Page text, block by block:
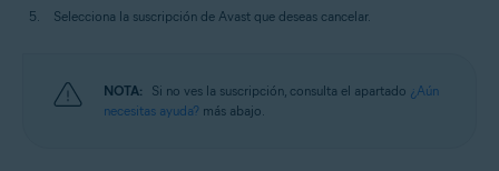
Selecciona la suscripción de Avast que deseas cancelar.
NOTA: Si no ves la suscripción, consulta el apartado ¿Aún
necesitas ayuda? más abajo.